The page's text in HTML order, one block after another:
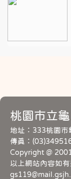
桃園市立
地址：333桃園市
傳真：
Copyright @
以上網站內容如